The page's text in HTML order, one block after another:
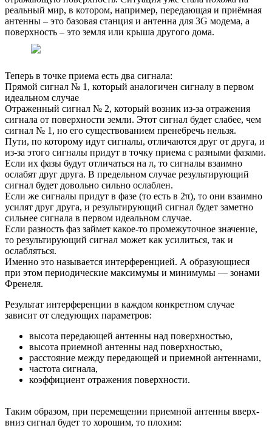
реальный мир, в котором, например, передающая и приёмная
антенны – это базовая станция и антенна для 3G модема, а
поверхность – это земля или крыша другого дома.
Теперь в точке приема есть два сигнала:
Прямой сигнал № 1, который аналогичен сигналу в первом
идеальном случае
Отраженный сигнал № 2, который возник из-за отражения
сигнала от поверхности земли. Этот сигнал будет слабее, чем
сигнал № 1, но его существованием пренебречь нельзя.
Пути, по которому идут сигналы, отличаются друг от друга, и
из-за этого сигналы придут в точку приема с разными фазами.
Если их фазы будут отличаться на π, то сигналы взаимно
ослабят друг друга. В предельном случае результирующий
сигнал будет довольно сильно ослаблен.
Если же сигналы придут в фазе (то есть в 2π), то они взаимно
усилят друг друга, и результирующий сигнал будет заметно
сильнее сигнала в первом идеальном случае.
Если разность фаз займет какое-то промежуточное значение,
то результирующий сигнал может как усилиться, так и
ослабляться.
Именно это называется интерференцией. А образующиеся
при этом периодические максимумы и минимумы — зонами
Френеля.
Результат интерференции в каждом конкретном случае
зависит от следующих параметров:
высота передающей антенны над поверхностью,
высота приемной антенны над поверхностью,
расстояние между передающей и приемной антеннами,
частота сигнала,
коэффициент отражения поверхности.
Таким образом, при перемещении приемной антенны вверх-
вниз сигнал будет то хорошим, то плохим: